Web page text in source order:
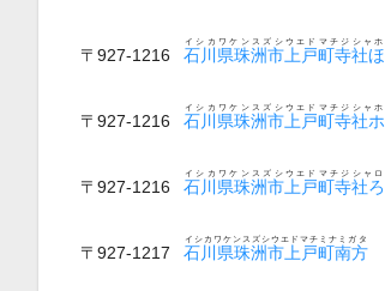
〒927-1216 石川県珠洲市上戸町寺社ほ
イシカワケンスズシウエドマチジシャホ
〒927-1216 石川県珠洲市上戸町寺社ホ
イシカワケンスズシウエドマチジシャホ
〒927-1216 石川県珠洲市上戸町寺社ろ
イシカワケンスズシウエドマチジシャロ
〒927-1217 石川県珠洲市上戸町南方
イシカワケンスズシウエドマチミナミガタ